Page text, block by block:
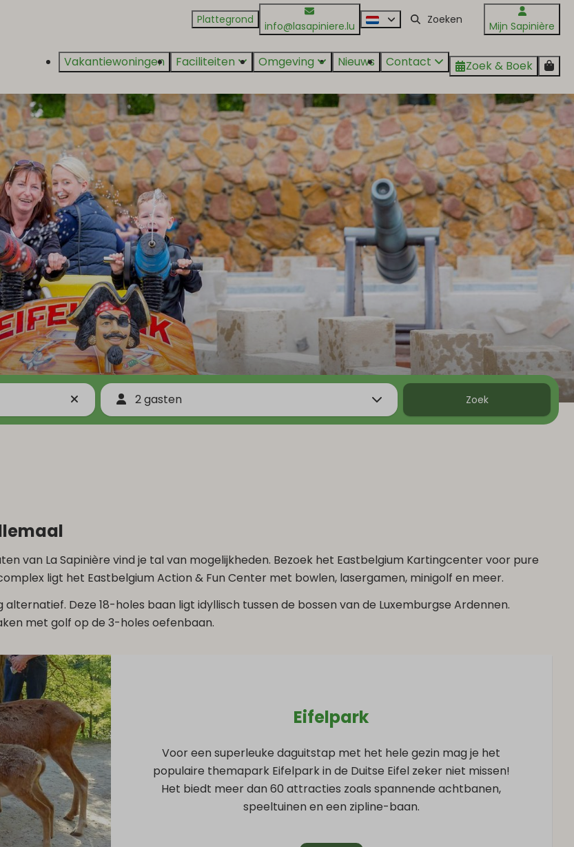
Plattegrond info@lasapiniere.lu Mijn Sapinière
Vakantiewoningen Faciliteiten Omgeving Nieuws Contact Zoek & Boek
2 gasten Zoek
van La Sapinière vind je tal van mogelijkheden. Bezoek het Eastbelgium Kartingcenter voor pure
ligt het Eastbelgium Action & Fun Center met bowlen, lasergamen, minigolf en meer.
Deze 18-holes baan ligt idyllisch tussen de bossen van de Luxemburgse Ardennen.
met golf op de 3-holes oefenbaan.
Eifelpark
Voor een superleuke daguitstap met het hele gezin mag je het
populaire themapark Eifelpark in de Duitse Eifel zeker niet missen!
Het biedt meer dan 60 attracties zoals spannende achtbanen,
speeltuinen en een zipline-baan.